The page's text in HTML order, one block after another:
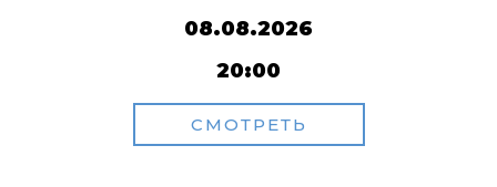
08.08.2026
20:00
СМОТРЕТЬ